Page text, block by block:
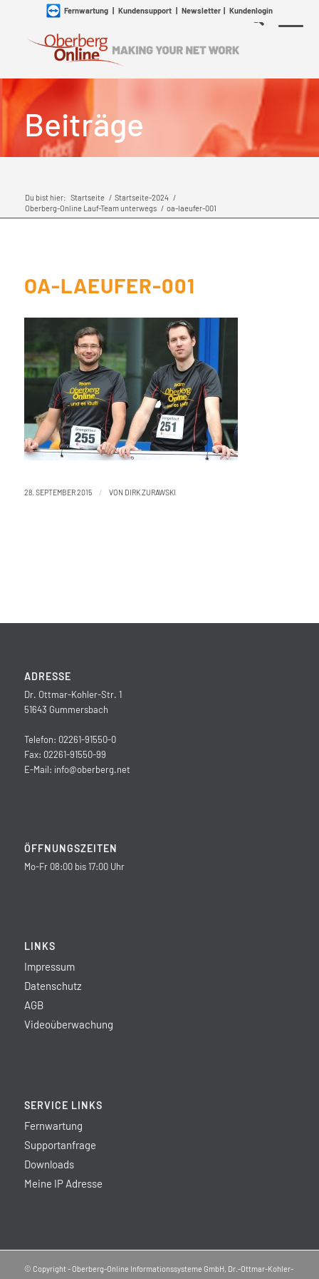
Fernwartung| Kundensupport| Newsletter| Kundenlogin
Beiträge
Du bist hier: Startseite / Startseite-2024 /
Oberberg-Online Lauf-Team unterwegs / oa-laeufer-001
OA-LAEUFER-001
28. SEPTEMBER 2015 / VON DIRK ZURAWSKI
ADRESSE
Dr. Ottmar-Kohler-Str. 1
51643 Gummersbach
Telefon: 02261-91550-0
Fax: 02261-91550-99
E-Mail: info@oberberg.net
ÖFFNUNGSZEITEN
Mo-Fr 08:00 bis 17:00 Uhr
LINKS
Impressum
Datenschutz
AGB
Videoüberwachung
SERVICE LINKS
Fernwartung
Supportanfrage
Downloads
Meine IP Adresse
© Copyright - Oberberg-Online Informationssysteme GmbH, Dr.-Ottmar-Kohler-